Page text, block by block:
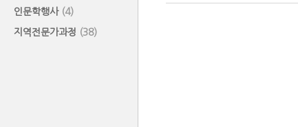
인문학행사 (4)
지역전문가과정 (38)